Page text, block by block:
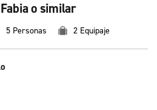
o similar
5 Personas 2 Equipaje